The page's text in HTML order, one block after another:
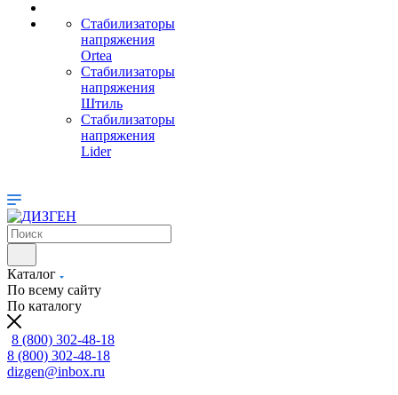
Стабилизаторы
напряжения
Ortea
Стабилизаторы
напряжения
Штиль
Стабилизаторы
напряжения
Lider
Каталог
По всему сайту
По каталогу
8 (800) 302-48-18
8 (800) 302-48-18
dizgen@inbox.ru